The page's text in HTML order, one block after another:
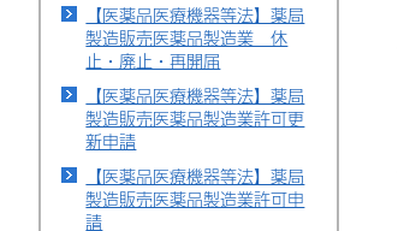
【医薬品医療機器等法】薬局
製造販売医薬品製造業 休
止・廃止・再開届
【医薬品医療機器等法】薬局
製造販売医薬品製造業許可更
新申請
【医薬品医療機器等法】薬局
製造販売医薬品製造業許可申
請